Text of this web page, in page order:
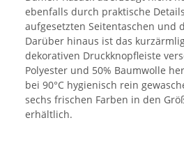
ebenfalls durch praktische
aufgesetzten Seitentaschen und
Darüber hinaus ist das
dekorativen Druckknopfleiste
Polyester und 50% Baumwolle
bei 90°C hygienisch rein
sechs frischen Farben in den
erhältlich.